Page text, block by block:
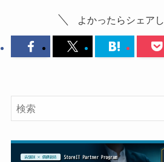
よかったらシェアし